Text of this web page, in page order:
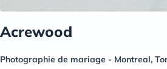
Acrewood
Photographie de mariage - Montreal,